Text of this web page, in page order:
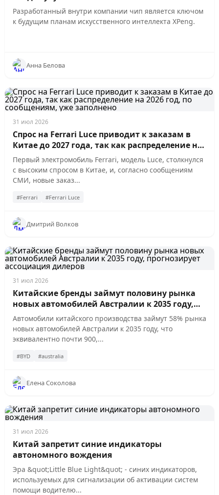
автомобилей
Разработанный внутри компании чип является ключом
к будущим планам искусственного интеллекта XPeng.
Анна Белова
31 июл 2026
Спрос на Ferrari Luce приводит к заказам в
Китае до 2027 года, так как распределение на
2026 год, по сообщениям, уже заполнено
Первый электромобиль Ferrari, модель Luce, столкнулся
с высоким спросом в Китае, и, согласно сообщениям
СМИ, новые заказ...
#Ferrari #Ferrari Luce
Дмитрий Волков
31 июл 2026
Китайские бренды займут половину рынка
новых автомобилей Австралии к 2035 году,
прогнозирует ассоциация дилеров
Автомобили китайского производства займут 58% рынка
новых автомобилей Австралии к 2035 году, что
эквивалентно почти 900,...
#BYD #australia
Елена Соколова
31 июл 2026
Китай запретит синие индикаторы
автономного вождения
Эра &quot;Little Blue Light&quot; - синих индикаторов,
используемых для сигнализации об активации систем
помощи водителю...